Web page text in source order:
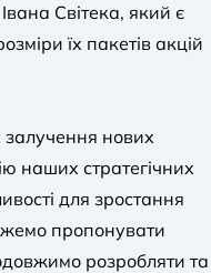
Світека, який є
їх пакетів акцій
залучення нових
наших стратегічних
для зростання
пропонувати
розробляти та